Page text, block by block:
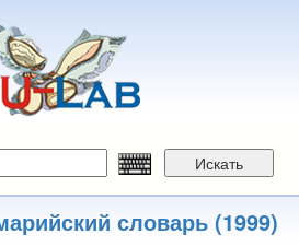
Искать
словарь (1999)